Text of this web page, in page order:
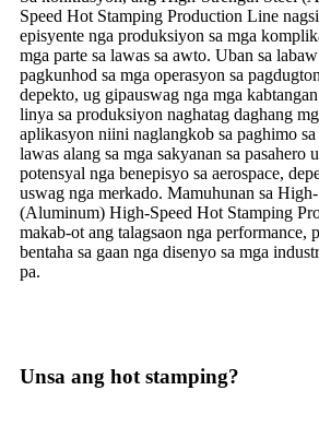
Speed ​​Hot Stamping Production Line
episyente nga produksiyon sa mga
mga parte sa lawas sa awto. Uban sa
pagkunhod sa mga operasyon sa
depekto, ug gipauswag nga mga
linya sa produksiyon naghatag daghang
aplikasyon niini naglangkob sa paghimo sa
lawas alang sa mga sakyanan sa pasahero
potensyal nga benepisyo sa aerospace,
uswag nga merkado. Mamuhunan sa
(Aluminum) High-Speed ​​Hot Stamping
makab-ot ang talagsaon nga performance,
bentaha sa gaan nga disenyo sa mga
pa.
Unsa ang hot stamping?